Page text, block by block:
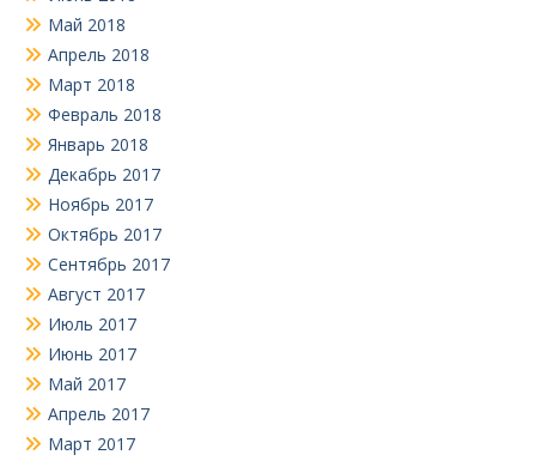
Май 2018
Апрель 2018
Март 2018
Февраль 2018
Январь 2018
Декабрь 2017
Ноябрь 2017
Октябрь 2017
Сентябрь 2017
Август 2017
Июль 2017
Июнь 2017
Май 2017
Апрель 2017
Март 2017